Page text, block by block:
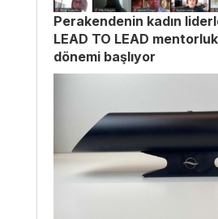
Perakendenin kadın
LEAD TO LEAD
dönemi başlıyor